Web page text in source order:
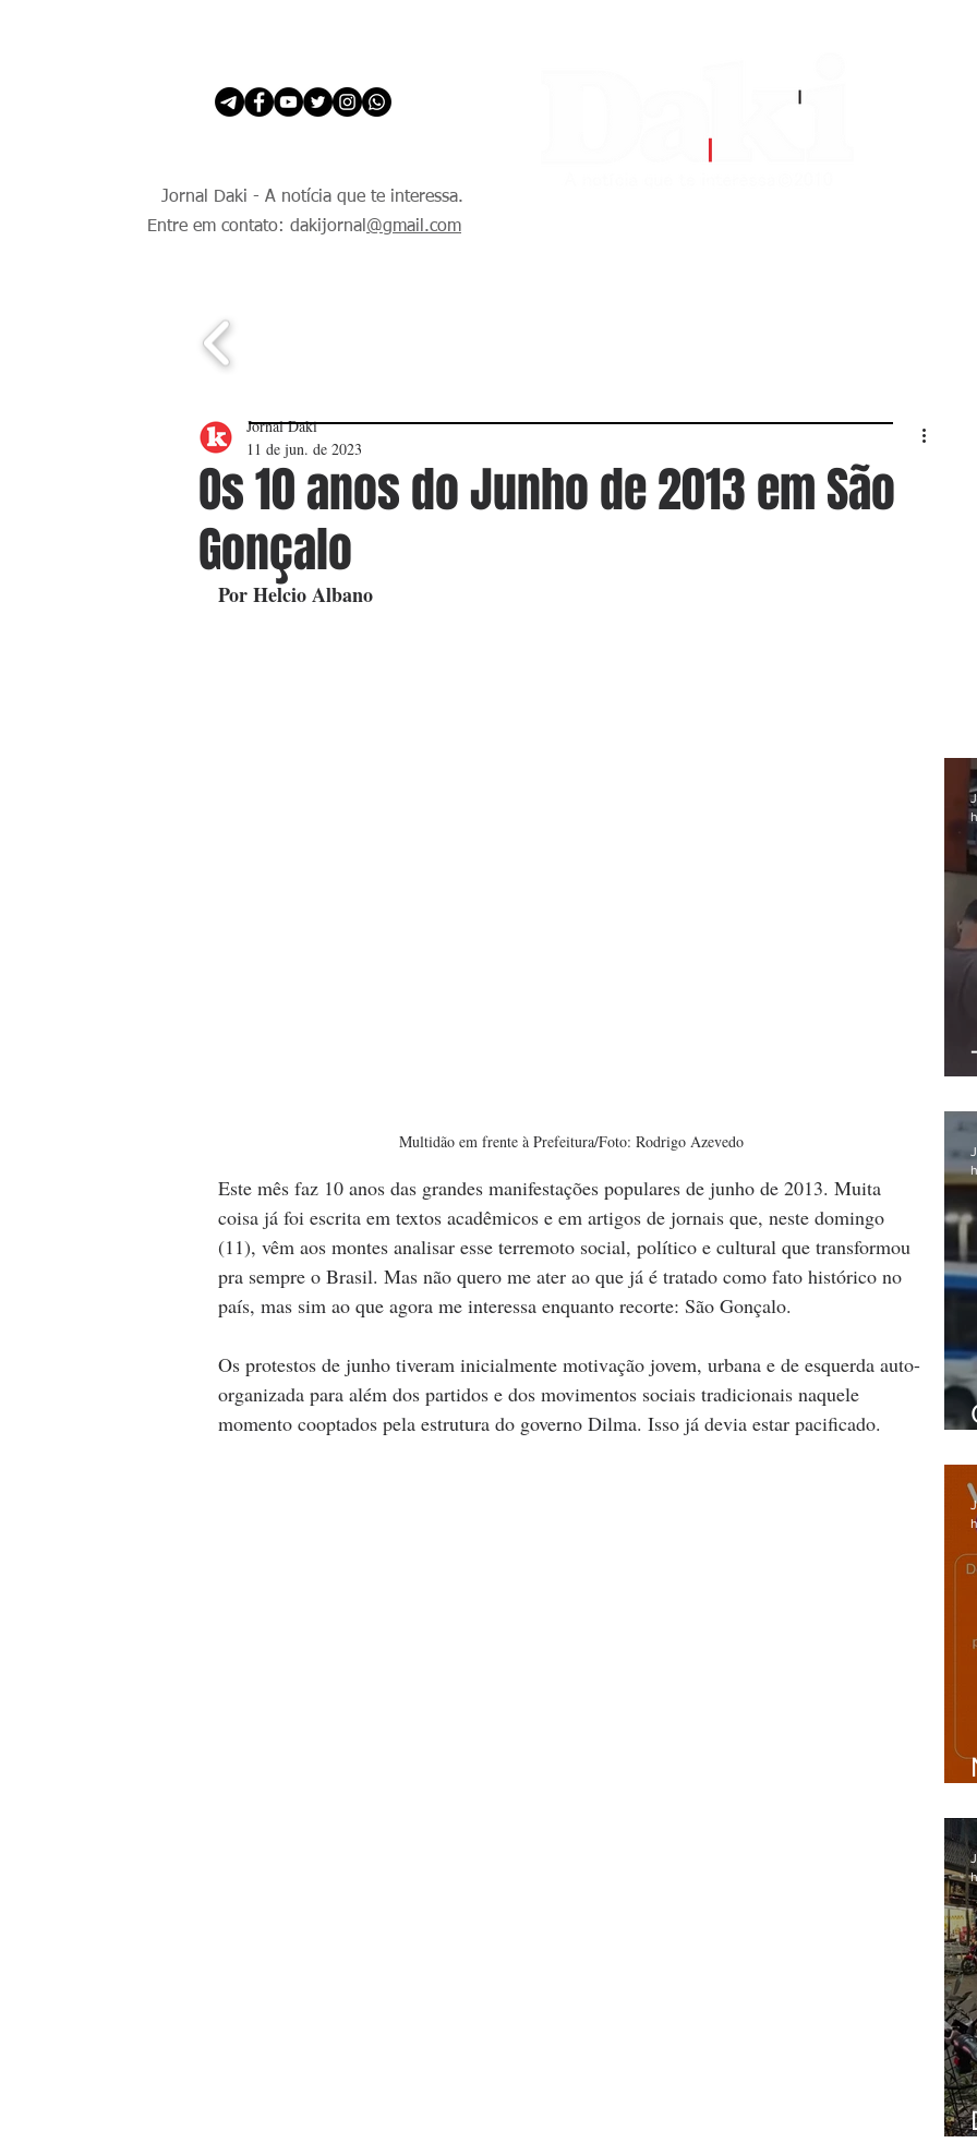
Jornal Daki - A notícia que te interessa.
Entre em contato: dakijornal @gmail.com
Os 10 anos do Junho de 2013 em São
Gonçalo
Jornal Daki
11 de jun. de 2023
Por Helcio Albano
Multidão em frente à Prefeitura/Foto: Rodrigo Azevedo
Este mês faz 10 anos das grandes manifestações populares de junho de 2013. Muita
coisa já foi escrita em textos acadêmicos e em artigos de jornais que, neste domingo
(11), vêm aos montes analisar esse terremoto social, político e cultural que transformou
pra sempre o Brasil. Mas não quero me ater ao que já é tratado como fato histórico no
país, mas sim ao que agora me interessa enquanto recorte: São Gonçalo.
Os protestos de junho tiveram inicialmente motivação jovem, urbana e de esquerda auto-
organizada para além dos partidos e dos movimentos sociais tradicionais naquele
momento cooptados pela estrutura do governo Dilma. Isso já devia estar pacificado.